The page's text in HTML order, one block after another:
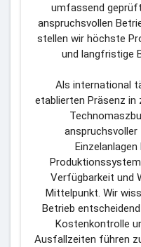
umfassend
anspruchsvollen
stellen wir höchste
und langfristige
Als international
etablierten Präsenz in
Verfügbarkeit und
Mittelpunkt. Wir
Betrieb
Kostenkontrolle
Ausfallzeiten führen